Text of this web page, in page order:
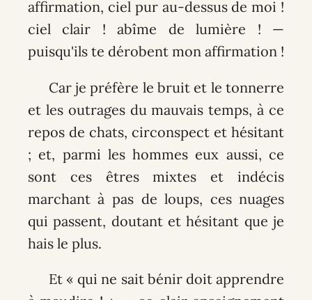
affirmation, ciel pur au-dessus de moi !
ciel clair ! abîme de lumière ! —
puisqu'ils te dérobent mon affirmation !
Car je préfère le bruit et le tonnerre
et les outrages du mauvais temps, à ce
repos de chats, circonspect et hésitant
; et, parmi les hommes eux aussi, ce
sont ces êtres mixtes et indécis
marchant à pas de loups, ces nuages
qui passent, doutant et hésitant que je
hais le plus.
Et « qui ne sait bénir doit apprendre